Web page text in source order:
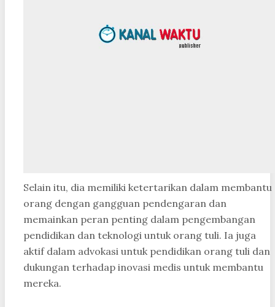
Selain itu, dia memiliki ketertarikan dalam membantu
orang dengan gangguan pendengaran dan
memainkan peran penting dalam pengembangan
pendidikan dan teknologi untuk orang tuli. Ia juga
aktif dalam advokasi untuk pendidikan orang tuli dan
dukungan terhadap inovasi medis untuk membantu
mereka.